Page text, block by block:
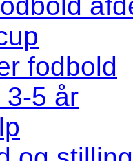
fodbold
3-5 år